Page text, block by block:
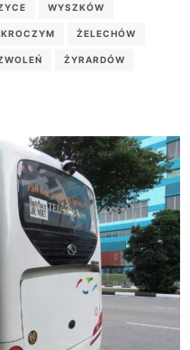
WYSZKÓW
ŻELECHÓW
ŻYRARDÓW